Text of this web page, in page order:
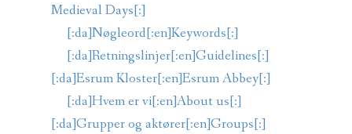
Medieval Days[:]
[:da]Nøgleord[:en]Keywords[:]
[:da]Retningslinjer[:en]Guidelines[:]
[:da]Esrum Kloster[:en]Esrum Abbey[:]
[:da]Hvem er vi[:en]About us[:]
[:da]Grupper og aktører[:en]Groups[:]